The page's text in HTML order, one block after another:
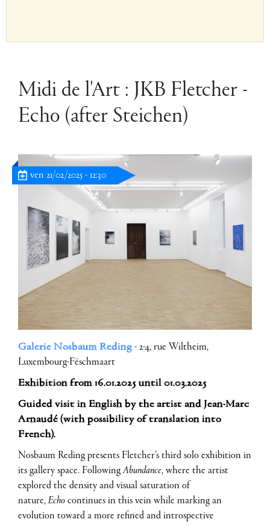
Midi de l'Art : JKB Fletcher -
Echo (after Steichen)
ven 21/02/2025 - 12:30
Galerie Nosbaum Reding - 2-4, rue Wiltheim,
Luxembourg-Fëschmaart
Exhibition from 16.01.2025 until 01.03.2025
Guided visit in English by the artist and Jean-Marc
Arnaudé (with possibility of translation into
French).
Nosbaum Reding presents Fletcher’s third solo exhibition in
its gallery space. FollowingAbundance, where the artist
explored the density and visual saturation of
nature, Echo continues in this vein while marking an
evolution toward a more refined and introspective